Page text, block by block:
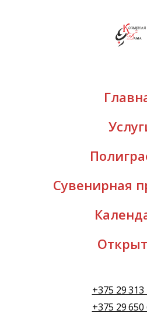
Сувенирная
+375 29 313
+375 29 650